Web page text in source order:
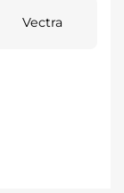
Vectra